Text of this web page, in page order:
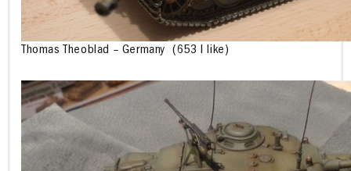
Thomas Theoblad – Germany (653 I like)